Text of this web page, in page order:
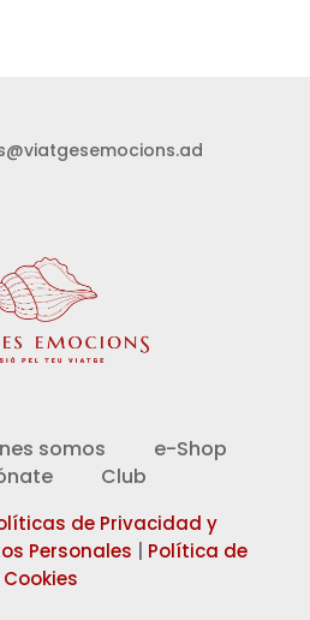
somos
e-Shop
Club
de Privacidad y
Personales
Política de
Cookies